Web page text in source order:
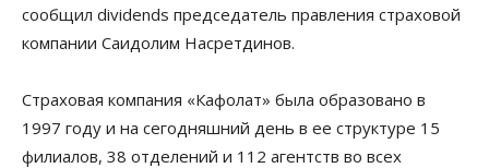
сообщил dividends председатель правления страховой
компании Саидолим Насретдинов.
Страховая компания «Кафолат» была образовано в
1997 году и на сегодняшний день в ее структуре 15
филиалов, 38 отделений и 112 агентств во всех